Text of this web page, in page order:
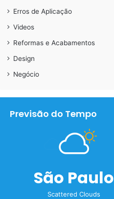
Erros de Aplicação
Videos
Reformas e Acabamentos
Design
Negócio
Previsão do Tempo
São Paulo
Scattered Clouds